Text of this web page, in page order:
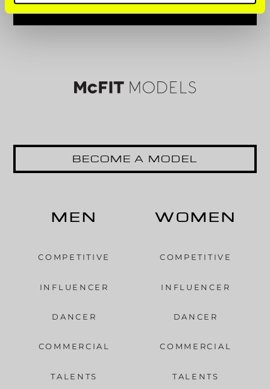
BECOME A MODEL
MEN
COMPETITIVE
INFLUENCER
DANCER
COMMERCIAL
TALENTS
WOMEN
COMPETITIVE
INFLUENCER
DANCER
COMMERCIAL
TALENTS